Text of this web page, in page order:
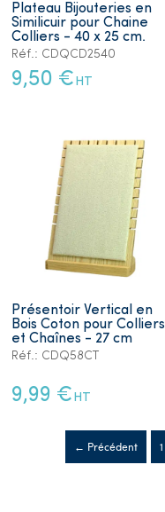
Plateau Bijouteries en
Similicuir pour Chaine
Colliers - 40 x 25 cm.
Réf.: CDQCD2540
9,50 € HT
Présentoir Vertical en
Bois Coton pour Colliers
et Chaînes - 27 cm
Réf.: CDQ58CT
9,99 € HT
← Précédent 1